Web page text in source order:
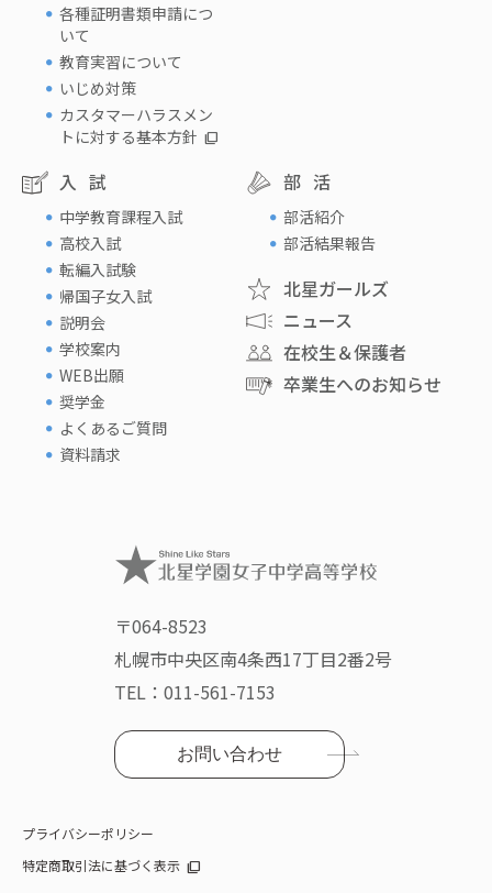
各種証明書類申請につ
いて
教育実習について
いじめ対策
カスタマーハラスメン
トに対する基本方針
入試
中学教育課程入試
高校入試
転編入試験
帰国子女入試
説明会
学校案内
WEB出願
奨学金
よくあるご質問
資料請求
部活
部活紹介
部活結果報告
北星ガールズ
ニュース
在校生＆保護者
卒業生へのお知らせ
〒064-8523
札幌市中央区南4条西17丁目2番2号
TEL： 011-561-7153
お問い合わせ
プライバシーポリシー
特定商取引法に基づく表示